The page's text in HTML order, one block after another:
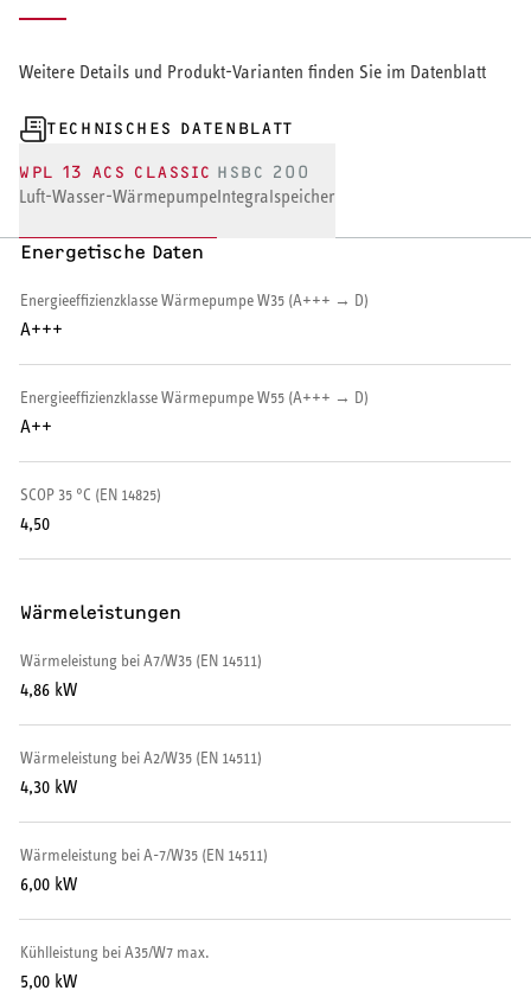
Wohnungsstationen
Kochendwassergeräte
Händetrockner
LÜFTEN
Lüftungsanlagen
Serviceleistungen
Weitere Details und Produkt-Varianten finden Sie im Datenblatt
TECHNISCHES DATENBLATT
WPL 13 ACS CLASSIC
Luft-Wasser-Wärmepumpe
HSBC 200
Integralspeicher
Energetische Daten
Energieeffizienzklasse Wärmepumpe W35 (A+++ → D)
A+++
Energieeffizienzklasse Wärmepumpe W55 (A+++ → D)
A++
SCOP 35 °C (EN 14825)
4,50
Wärmeleistungen
Wärmeleistung bei A7/W35 (EN 14511)
4,86 kW
Wärmeleistung bei A2/W35 (EN 14511)
4,30 kW
Wärmeleistung bei A-7/W35 (EN 14511)
6,00 kW
Kühlleistung bei A35/W7 max.
5,00 kW